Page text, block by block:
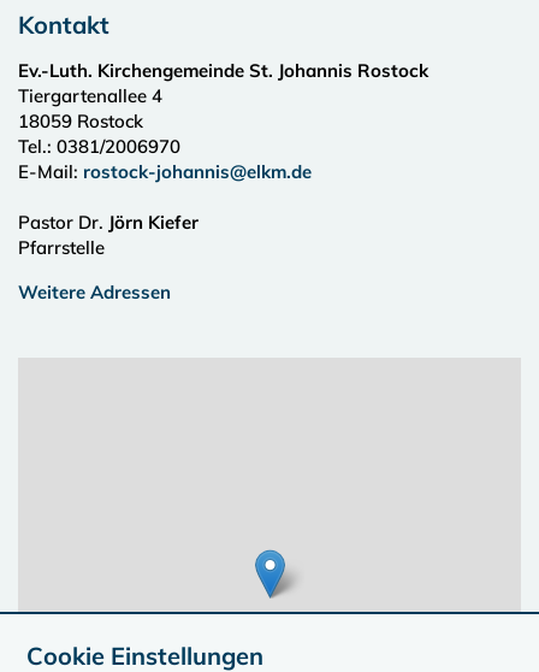
Kontakt
Ev.-Luth. Kirchengemeinde St. Johannis Rostock
Tiergartenallee 4
18059 Rostock
Tel.: 0381/2006970
E-Mail: rostock-johannis@elkm.de
Pastor Dr. Jörn Kiefer
Pfarrstelle
Weitere Adressen
Cookie Einstellungen